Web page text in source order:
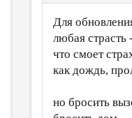
Для
любая
что смоет
как дождь,
но бросить